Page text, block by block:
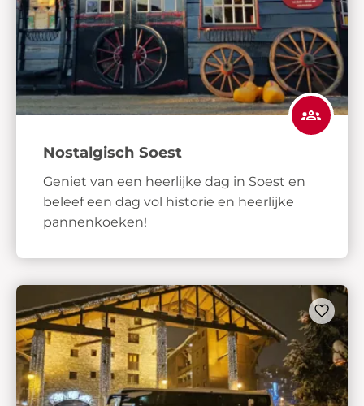
Nostalgisch Soest
Geniet van een heerlijke dag in Soest en
beleef een dag vol historie en heerlijke
pannenkoeken!